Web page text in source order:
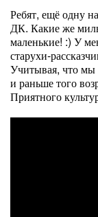
Ребят, ещё одну
ДК. Какие же
маленькие! :) У
старухи-
Учитывая, что мы
и раньше того
Приятного